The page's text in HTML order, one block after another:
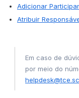
Adicionar
Atribuir
Em caso de